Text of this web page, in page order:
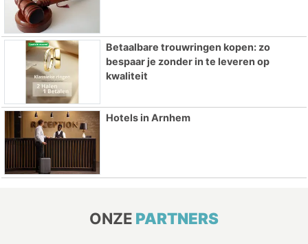
Betaalbare trouwringen kopen: zo
bespaar je zonder in te leveren op
kwaliteit
Hotels in Arnhem
ONZE PARTNERS